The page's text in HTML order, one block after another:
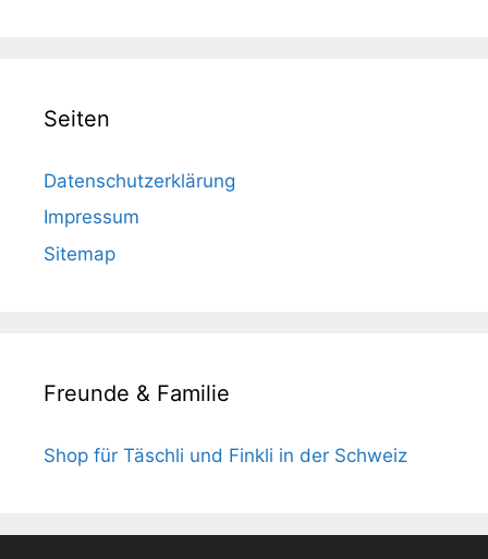
Seiten
Datenschutzerklärung
Impressum
Sitemap
Freunde & Familie
Shop für Täschli und Finkli in der Schweiz